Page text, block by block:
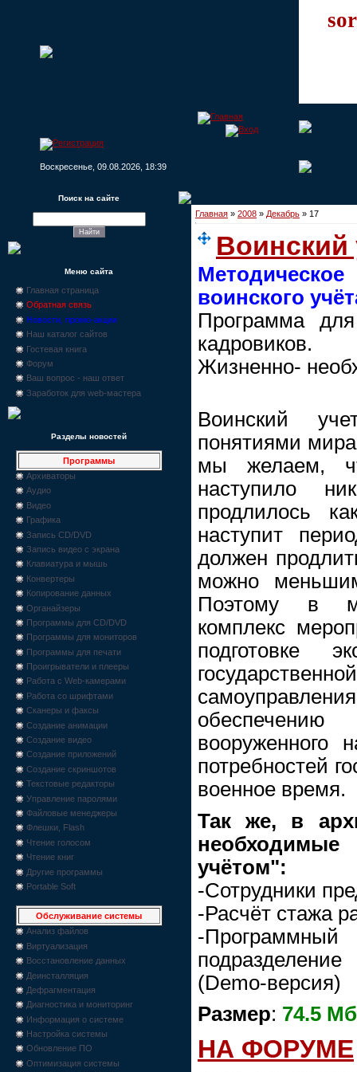
Воскресенье, 09.08.2026, 18:39
Поиск на сайте
Меню сайта
Главная страница
Обратная связь
Новости, промо-акции
Наш каталог сайтов
Гостевая книга
Форум
Ваш вопрос - наш ответ
Заработок для web-мастера
Разделы новостей
Программы
Архиваторы
Аудио
Видео
Графика
Запись CD/DVD
Запись видео с экрана
Клавиатура и мышь
Конвертеры
Копирование данных
Органайзеры
Программы для CD/DVD
Программы для мониторов
Программы для печати
Проигрыватели и плееры
Работа с Web-камерами
Работа со шрифтами
Сканеры и факсы
Создание анимации
Создание видео
Создание приложений
Создание скриншотов
Текстовые редакторы
Управление паролями
Файловые менеджеры
Флешки, Flash
Чтение голосом
Чтение книг
Другие программы
Portable Soft
Обслуживание системы
Анализ файлов
Виртуализация
Восстановление данных
Деинсталляция
Дефрагментация
Диагностика и мониторинг
Информация о системе
Настройка системы
Обновление ПО
Оптимизация системы
Главная » 2008 » Декабрь » 17
Воинский
воинского
Программа для
кадровиков.
Жизненно-
Воинский
понятиями
мы желаем,
наступило
продлилось
наступит
должен
можно
Поэтому в
комплекс
подготовке
вооруженного
потребностей
военное время.
Так же, в
учётом":
-Сотрудники
-Расчёт стажа
-Программный
(Demo-версия)
Размер: 74.5
НА ФОРУМЕ